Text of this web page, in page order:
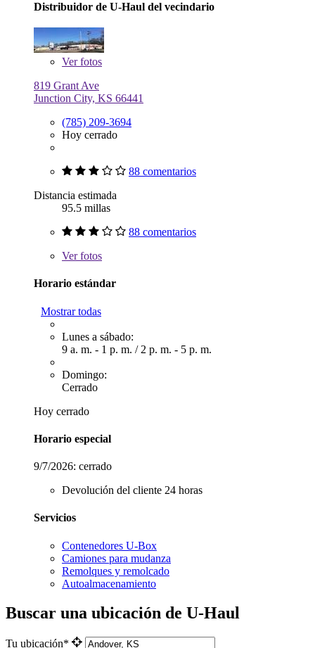
Distribuidor de U-Haul del vecindario
Verfotos
819 Grant Ave
Junction City, KS 66441
(785) 209-3694
Hoy cerrado
88 comentarios
Distancia estimada
95.5 millas
88 comentarios
Verfotos
Horario estándar
Mostrar todas
Lunes a sábado:
9 a. m. - 1 p. m. / 2 p. m. - 5 p. m.
Domingo:
Cerrado
Hoy cerrado
Horario especial
9/7/2026: cerrado
Devolución del cliente 24 horas
Servicios
Contenedores U-Box
Camiones para mudanza
Remolques y remolcado
Autoalmacenamiento
Buscar una ubicación de U-Haul
Tu ubicación*